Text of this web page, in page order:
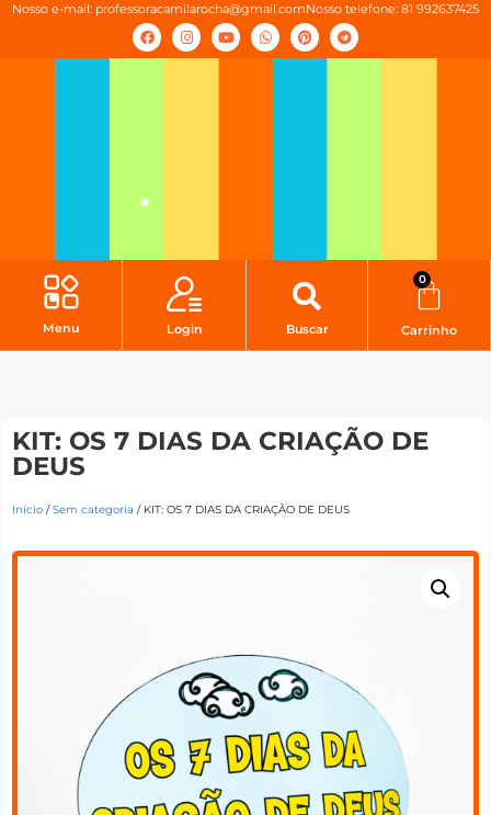
Nosso e-mail: professoracamilarocha@gmail.comNosso telefone: 81 992637425
Menu Login Buscar
0
Carrinho
KIT: OS 7 DIAS DA CRIAÇÃO DE
DEUS
Início /Sem categoria / KIT: OS 7 DIAS DA CRIAÇÃO DE DEUS